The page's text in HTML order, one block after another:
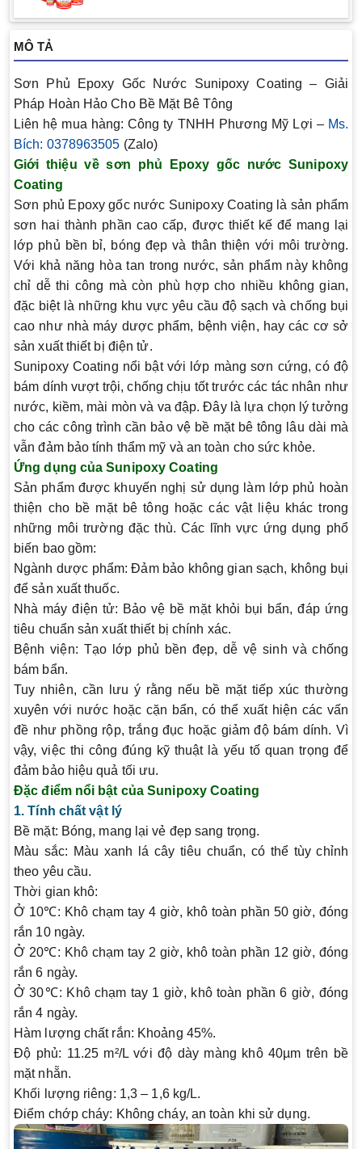
MÔ TẢ
Sơn Phủ Epoxy Gốc Nước Sunipoxy Coating – Giải
Pháp Hoàn Hảo Cho Bề Mặt Bê Tông
Liên hệ mua hàng: Công ty TNHH Phương Mỹ Lợi – Ms.
Bích: 0378963505 (Zalo)
Giới thiệu về sơn phủ Epoxy gốc nước Sunipoxy
Coating
Sơn phủ Epoxy gốc nước Sunipoxy Coating là sản phẩm
sơn hai thành phần cao cấp, được thiết kế để mang lại
lớp phủ bền bỉ, bóng đẹp và thân thiện với môi trường.
Với khả năng hòa tan trong nước, sản phẩm này không
chỉ dễ thi công mà còn phù hợp cho nhiều không gian,
đặc biệt là những khu vực yêu cầu độ sạch và chống bụi
cao như nhà máy dược phẩm, bệnh viện, hay các cơ sở
sản xuất thiết bị điện tử.
Sunipoxy Coating nổi bật với lớp màng sơn cứng, có độ
bám dính vượt trội, chống chịu tốt trước các tác nhân như
nước, kiềm, mài mòn và va đập. Đây là lựa chọn lý tưởng
cho các công trình cần bảo vệ bề mặt bê tông lâu dài mà
vẫn đảm bảo tính thẩm mỹ và an toàn cho sức khỏe.
Ứng dụng của Sunipoxy Coating
Sản phẩm được khuyến nghị sử dụng làm lớp phủ hoàn
thiện cho bề mặt bê tông hoặc các vật liệu khác trong
những môi trường đặc thù. Các lĩnh vực ứng dụng phổ
biến bao gồm:
Ngành dược phẩm: Đảm bảo không gian sạch, không bụi
để sản xuất thuốc.
Nhà máy điện tử: Bảo vệ bề mặt khỏi bụi bẩn, đáp ứng
tiêu chuẩn sản xuất thiết bị chính xác.
Bệnh viện: Tạo lớp phủ bền đẹp, dễ vệ sinh và chống
bám bẩn.
Tuy nhiên, cần lưu ý rằng nếu bề mặt tiếp xúc thường
xuyên với nước hoặc cặn bẩn, có thể xuất hiện các vấn
đề như phồng rộp, trắng đục hoặc giảm độ bám dính. Vì
vậy, việc thi công đúng kỹ thuật là yếu tố quan trọng để
đảm bảo hiệu quả tối ưu.
Đặc điểm nổi bật của Sunipoxy Coating
1. Tính chất vật lý
Bề mặt: Bóng, mang lại vẻ đẹp sang trọng.
Màu sắc: Màu xanh lá cây tiêu chuẩn, có thể tùy chỉnh
theo yêu cầu.
Thời gian khô:
Ở 10℃: Khô chạm tay 4 giờ, khô toàn phần 50 giờ, đóng
rắn 10 ngày.
Ở 20℃: Khô chạm tay 2 giờ, khô toàn phần 12 giờ, đóng
rắn 6 ngày.
Ở 30℃: Khô chạm tay 1 giờ, khô toàn phần 6 giờ, đóng
rắn 4 ngày.
Hàm lượng chất rắn: Khoảng 45%.
Độ phủ: 11.25 m²/L với độ dày màng khô 40µm trên bề
mặt nhẵn.
Khối lượng riêng: 1,3 – 1,6 kg/L.
Điểm chớp cháy: Không cháy, an toàn khi sử dụng.